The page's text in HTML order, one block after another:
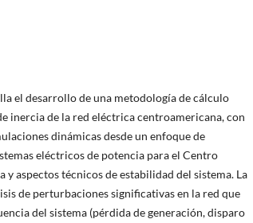
el desarrollo de una metodología de cálculo
inercia de la red eléctrica centroamericana, con
dinámicas desde un enfoque de
eléctricos de potencia para el Centro
y aspectos técnicos de estabilidad del sistema. La
de perturbaciones significativas en la red que
del sistema (pérdida de generación, disparo